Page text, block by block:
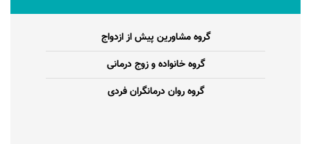
گروه مشاورین پیش از ازدواج
گروه خانواده و زوج درمانی
گروه روان درمانگران فردی